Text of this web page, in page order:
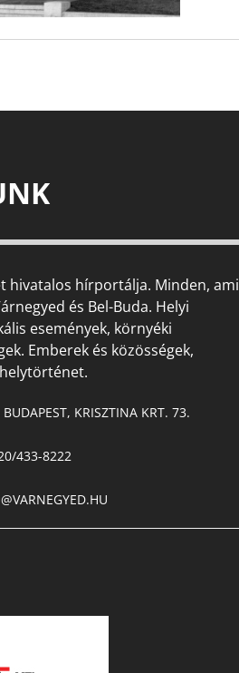
hivatalos hírportálja. Minden, ami
és Bel-Buda. Helyi
események, környéki
Emberek és közösségek,
KRISZTINA KRT. 73.
433-8222